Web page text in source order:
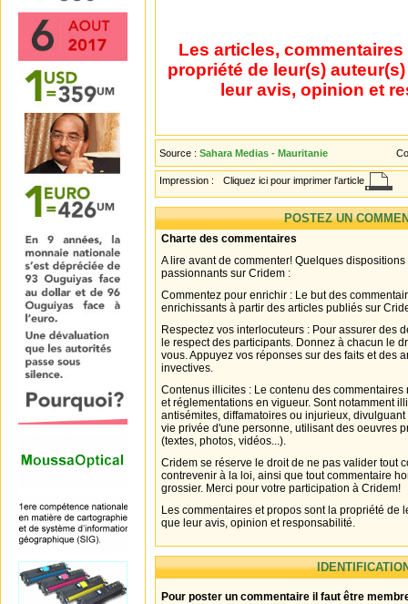
Les articles,
propriété de leur(s)
leur avis, opinion et
Source : Sahara Medias - Mauritanie
Impression : Cliquez ici pour imprimer l'article
POSTEZ UN
Charte des commentaires
A lire avant de commenter! Quelques
passionnants sur Cridem :
Commentez pour enrichir : Le but des
enrichissants à partir des articles publiés sur
Respectez vos interlocuteurs : Pour assurer des
le respect des participants. Donnez à chacun le
vous. Appuyez vos réponses sur des faits et des
invectives.
Contenus illicites : Le contenu des
et réglementations en vigueur. Sont notamment
antisémites, diffamatoires ou injurieux,
vie privée d'une personne, utilisant des oeuvres
(textes, photos, vidéos...).
Cridem se réserve le droit de ne pas valider tout
contrevenir à la loi, ainsi que tout commentaire
grossier. Merci pour votre participation à Cridem!
Les commentaires et propos sont la propriété de
que leur avis, opinion et responsabilité.
Pour poster un commentaire il faut être